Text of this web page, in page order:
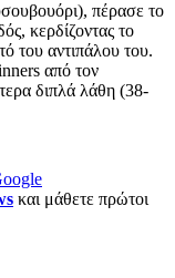
πέρασε το
κερδίζοντας το
του αντιπάλου του.
από τον
διπλά λάθη (38-
και μάθετε πρώτοι